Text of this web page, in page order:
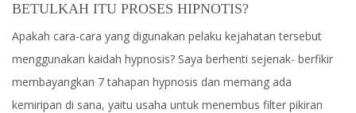
BETULKAH ITU PROSES HIPNOTIS?
Apakah cara-cara yang digunakan pelaku kejahatan tersebut
menggunakan kaidah hypnosis? Saya berhenti sejenak- berfikir
membayangkan 7 tahapan hypnosis dan memang ada
kemiripan di sana, yaitu usaha untuk menembus filter pikiran